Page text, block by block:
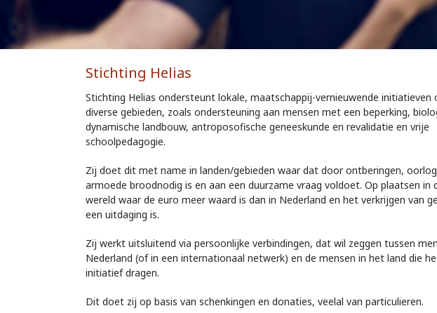
Stichting Helias
Stichting Helias ondersteunt lokale, maatschappij-vernieuwende initiatieven
diverse gebieden, zoals ondersteuning aan mensen met een beperking,
dynamische landbouw, antroposofische geneeskunde en revalidatie en vrije
schoolpedagogie.
Zij doet dit met name in landen/gebieden waar dat door ontberingen,
armoede broodnodig is en aan een duurzame vraag voldoet. Op plaatsen in
wereld waar de euro meer waard is dan in Nederland en het verkrijgen van
een uitdaging is.
Zij werkt uitsluitend via persoonlijke verbindingen, dat wil zeggen tussen
Nederland (of in een internationaal netwerk) en de mensen in het land die
initiatief dragen.
Dit doet zij op basis van schenkingen en donaties, veelal van particulieren.